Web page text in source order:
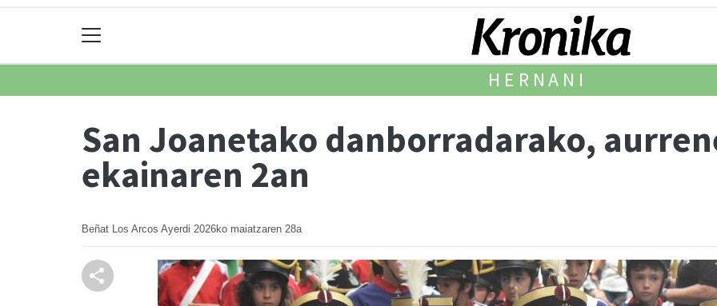
HERNANI
San Joanetako danborradarako,
ekainaren 2an
Beñat Los Arcos Ayerdi 2026ko maiatzaren 28a